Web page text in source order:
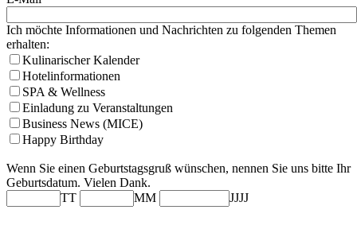
Ich möchte Informationen und Nachrichten zu folgenden Themen
erhalten:
Kulinarischer Kalender
Hotelinformationen
SPA & Wellness
Einladung zu Veranstaltungen
Business News (MICE)
Happy Birthday
Wenn Sie einen Geburtstagsgruß wünschen, nennen Sie uns bitte Ihr
Geburtsdatum. Vielen Dank.
TT
MM JJJJ